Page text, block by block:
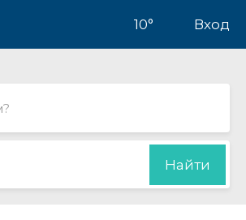
10° Вход
Найти